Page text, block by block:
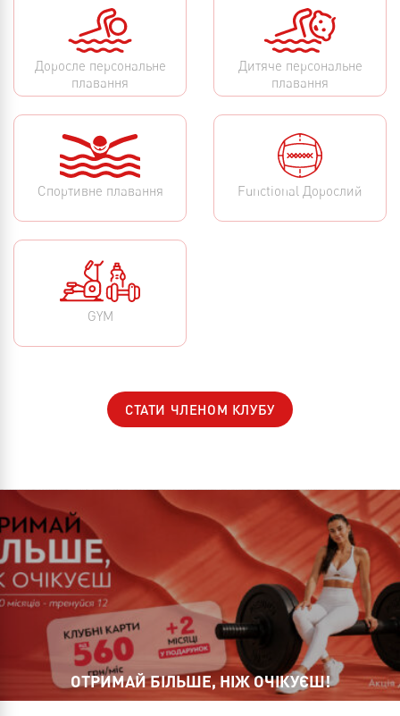
Доросле персональне
плавання
Дитяче персональне
плавання
Спортивне плавання Functional Дорослий
GYM
СТАТИ ЧЛЕНОМ КЛУБУ
ОТРИМАЙ БІЛЬШЕ, НІЖ ОЧІКУЄШ!